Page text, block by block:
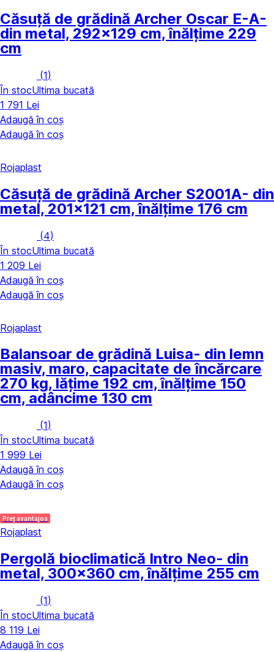
Căsuță de grădină Archer Oscar E-A-
din metal, 292x129 cm, înălțime 229
cm
(1)
În stocUltima bucată
1 791 Lei
Adaugă în coș
Adaugă în coș
Rojaplast
Căsuță de grădină Archer S2001A- din
metal, 201x121 cm, înălțime 176 cm
(4)
În stocUltima bucată
1 209 Lei
Adaugă în coș
Adaugă în coș
Rojaplast
Balansoar de grădină Luisa- din lemn
masiv, maro, capacitate de încărcare
270 kg, lățime 192 cm, înălțime 150
cm, adâncime 130 cm
(1)
În stocUltima bucată
1 999 Lei
Adaugă în coș
Adaugă în coș
Preț avantajos
Rojaplast
Pergolă bioclimatică Intro Neo- din
metal, 300x360 cm, înălțime 255 cm
(1)
În stocUltima bucată
8 119 Lei
Adaugă în coș